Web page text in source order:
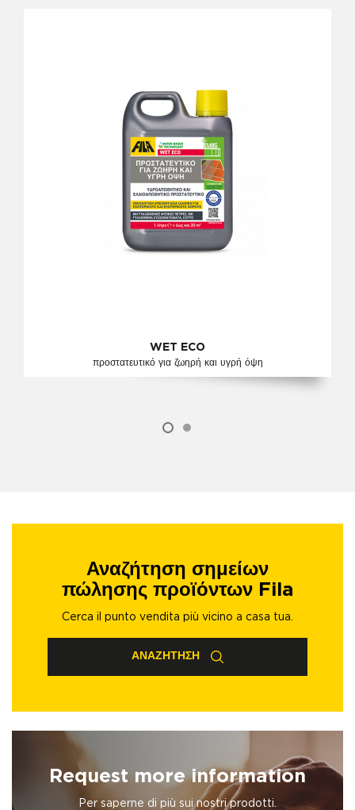
WET ECO
προστατευτικό για ζωηρή και υγρή όψη
Αναζήτηση σημείων
πώλησης προϊόντων Fila
Cerca il punto vendita più vicino a casa tua.
ΑΝΑΖΉΤΗΣΗ
Request more information
Per saperne di più sui nostri prodotti.